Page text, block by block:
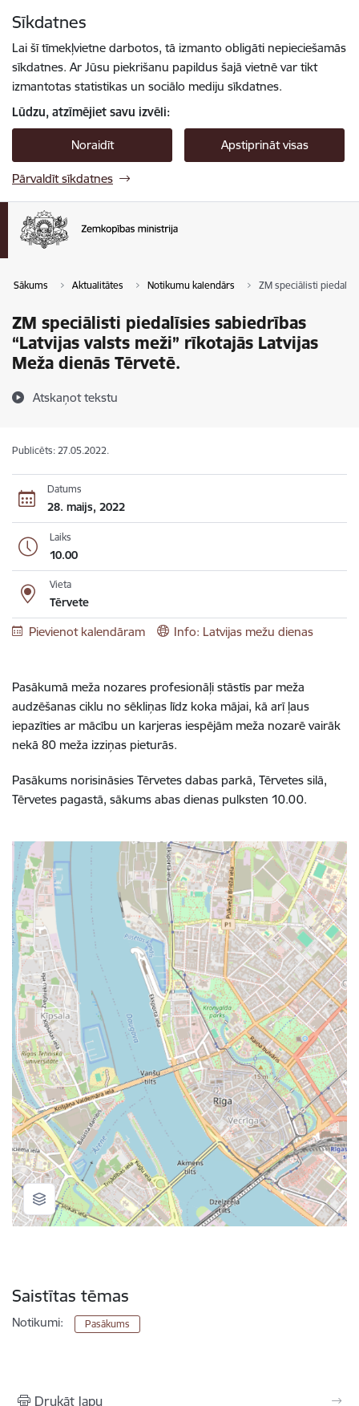
Sīkdatnes
Lai šī tīmekļvietne darbotos, tā izmanto obligāti nepieciešamās
sīkdatnes. Ar Jūsu piekrišanu papildus šajā vietnē var tikt
izmantotas statistikas un sociālo mediju sīkdatnes.
Lūdzu, atzīmējiet savu izvēli:
Noraidīt Apstiprināt visas
Pārvaldīt sīkdatnes
Sākums Aktualitātes Notikumu kalendārs ZM speciālisti
ZM speciālisti piedalīsies sabiedrības
“Latvijas valsts meži” rīkotajās Latvijas
Meža dienās Tērvetē.
Atskaņot tekstu
Publicēts: 27.05.2022.
Datums
28. maijs, 2022
Laiks
10.00
Vieta
Tērvete
Pievienot kalendāram Info: Latvijas mežu dienas
Pasākumā meža nozares profesionāļi stāstīs par meža
audzēšanas ciklu no sēkliņas līdz koka mājai, kā arī ļaus
iepazīties ar mācību un karjeras iespējām meža nozarē vairāk
nekā 80 meža izziņas pieturās.
Pasākums norisināsies Tērvetes dabas parkā, Tērvetes silā,
Tērvetes pagastā, sākums abas dienas pulksten 10.00.
Saistītas tēmas
Notikumi: Pasākums
Drukāt lapu